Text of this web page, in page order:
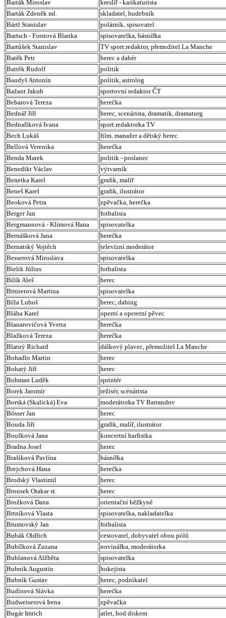
Barták Miroslav
kreslíř - karikaturista
Barták Zdeněk ml.
skladatel, hudebník
Bártl Stanislav
polárník, spisovatel
Bartsch - Forstová Blanka
spisovatelka, básnířka
Bartůšek Stanislav
TV sport.redaktor, přemožitel La Manche
Batěk Petr
herec a dabér
Battěk Rudolf
politik
Baudyš Antonín
politik, astrolog
Bažant Jakub
sportovní redaktor ČT
Bebarová Tereza
herečka
Bednář Jiří
herec, scenárista, dramatik, dramaturg
Bednaříková Ivana
sport.redaktorka TV
Bech Lukáš
film. manažer a dětský herec
Bellová Verenika
herečka
Benda Marek
politik - poslanec
Benedikt Václav
výtvarník
Benetka Karel
grafik, malíř
Beneš Karel
grafik, ilustrátor
Beoková Petra
zpěvačka, herečka
Berger Jan
fotbalista
Bergmannová - Klímová Hana
spisovatelka
Bernášková Jana
herečka
Bernatský Vojtěch
televizní moderátor
Besserová Miroslava
spisovatelka
Bielik Július
fotbalista
Bílík Aleš
herec
Bittnerová Martina
spisovatelka
Bíža Luboš
herec, dabing
Bláha Karel
operní a operetní pěvec
Blanarovičová Yvetta
herečka
Blažková Tereza
herečka
Blatný Richard
dálkový plavec, přemožitel La Manche
Bohadlo Martin
herec
Bohatý Jiří
herec
Bohman Luděk
sprintér
Borek Jaromír
režisér, scénárista
Borská (Skalická) Eva
moderátorka TV Barrandov
Bösser Jan
herec
Bouda Jiří
grafik, malíř, ilustrátor
Boušková Jana
koncertní harfistka
Bradna Josef
herec
Brašíková Pavlína
básnířka
Brejchová Hana
herečka
Brodský Vlastimil
herec
Brousek Otakar st.
herec
Brožková Dana
orientační běžkyně
Brtníková Vlasta
spisovatelka, nakladatelka
Brumovský Jan
fotbalista
Bubák Oldřich
cestovatel, dobyvatel obou pólů
Bubílková Zuzana
novinářka, moderátorka
Bublanová Alžběta
spisovatelka
Bubník Augustin
hokejista
Bubník Gustav
herec, podnikatel
Budínová Slávka
herečka
Budweiserová Irena
zpěvačka
Bugár Imrich
atlet, hod diskem